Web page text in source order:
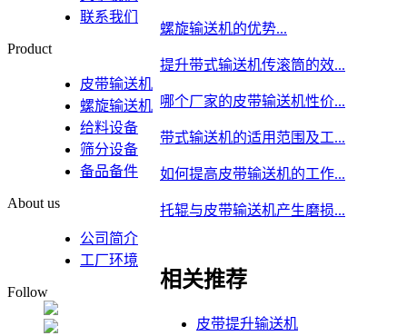
螺旋输送机的优势...
提升带式输送机传滚筒的效...
哪个厂家的皮带输送机性价...
带式输送机的适用范围及工...
如何提高皮带输送机的工作...
托辊与皮带输送机产生磨损...
相关推荐
皮带提升输送机
联系我们
Product
皮带输送机
螺旋输送机
给料设备
筛分设备
备品备件
About us
公司简介
工厂环境
Follow